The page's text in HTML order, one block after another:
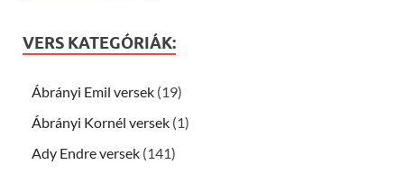
VERS KATEGÓRIÁK:
Ábrányi Emil versek (19)
Ábrányi Kornél versek (1)
Ady Endre versek (141)